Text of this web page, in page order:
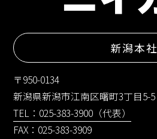
新潟本社
〒950-0134
新潟県新潟市江南区曙町3丁目5-5
TEL：025-383-3900（代表）
FAX：025-383-3909